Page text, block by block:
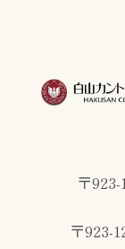
〒
〒923-